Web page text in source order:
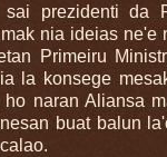
prezidenti da
nia ideias ne'e
Primeiru
la konsege
naran Aliansa
buat balun